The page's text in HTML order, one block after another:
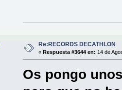
Re:RECORDS DECATHLON
«Respuesta #3644 en: 14 de
Os pongo